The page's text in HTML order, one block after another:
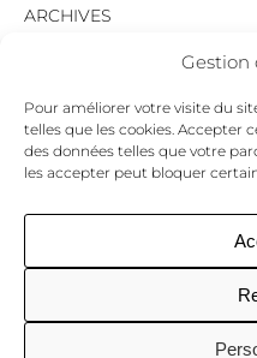
Gestion
Pour améliorer votre visite du
telles que les cookies. Accepter
des données telles que votre
les accepter peut bloquer
ARCHIVES
MENTIONS LÉGALES
POLITIQUE DE
COOKIES
NEWSLETTER
pour ne jamais passer à